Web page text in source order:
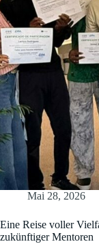
Mai 28, 2026
Eine Reise voller
zukünftiger Mentoren